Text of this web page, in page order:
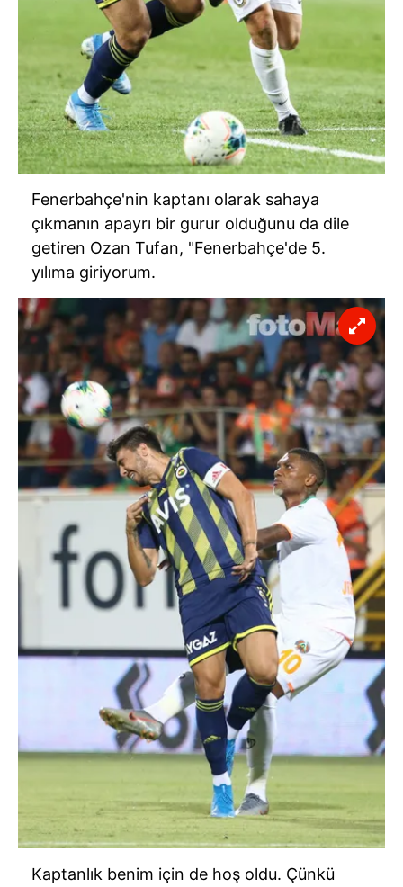
hazırlanmış Aydınlatma Metnimizi okumak ve sitemizde
ilgili mevzuata uygun olarak kullanılan çerezlerle ilgili bilgi
almak için lütfentıklayınız
Fenerbahçe'nin kaptanı olarak sahaya
çıkmanın apayrı bir gurur olduğunu da dile
getiren Ozan Tufan, "Fenerbahçe'de 5.
yılıma giriyorum.
Kaptanlık benim için de hoş oldu. Çünkü